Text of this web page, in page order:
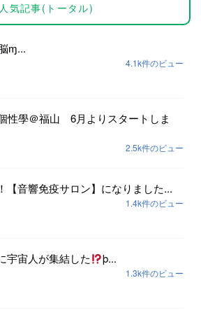
人気記事(トータル)
ɱ...
4.1k件のビュー
性學＠福山 6月よりスタートしま
2.5k件のビュー
【音響免疫サロン】になりました...
1.4k件のビュー
宇宙人が集結した þ...
1.3k件のビュー